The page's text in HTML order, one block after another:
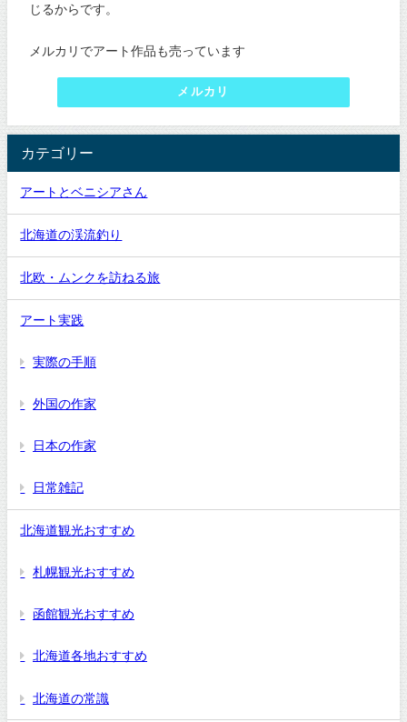
じるからです。
メルカリでアート作品も売っています
メルカリ
カテゴリー
アートとベニシアさん
北海道の渓流釣り
北欧・ムンクを訪ねる旅
アート実践
実際の手順
外国の作家
日本の作家
日常雑記
北海道観光おすすめ
札幌観光おすすめ
函館観光おすすめ
北海道各地おすすめ
北海道の常識